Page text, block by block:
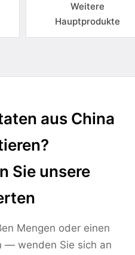
Weitere
Hauptprodukte
aus China
Sie unsere
Mengen oder einen
— wenden Sie sich an